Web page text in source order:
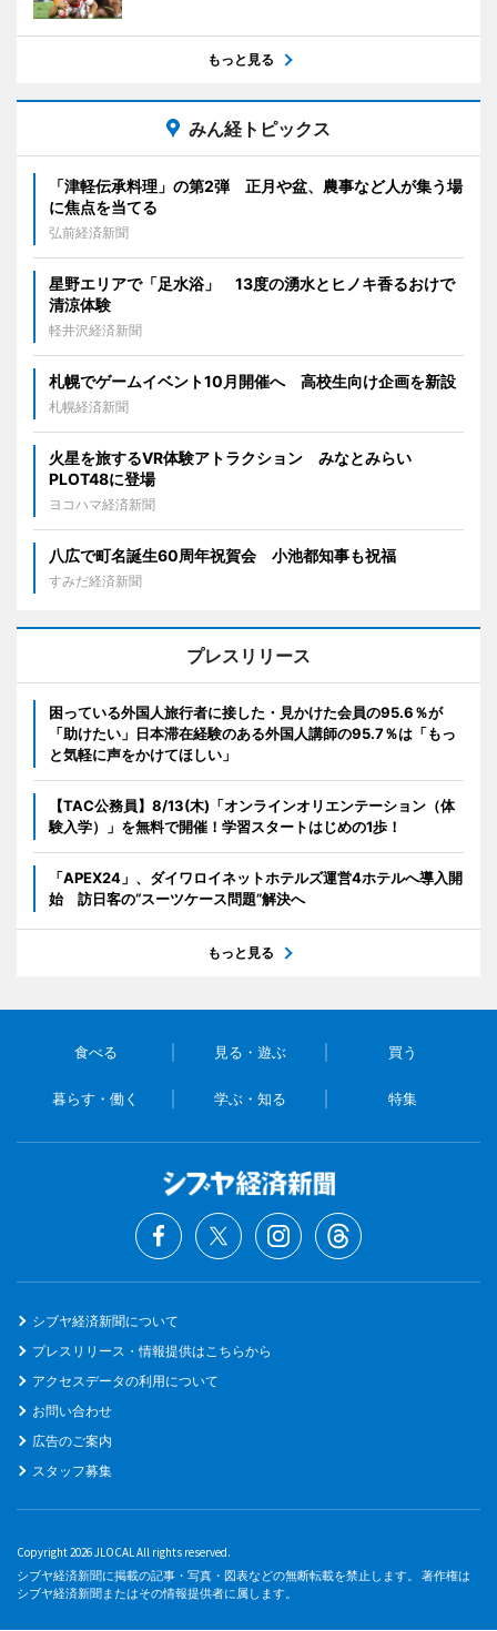
もっと見る
みん経トピックス
「津軽伝承料理」の第2弾 正月や盆、農事など人が集う場
に焦点を当てる
弘前経済新聞
星野エリアで「足水浴」 13度の湧水とヒノキ香るおけで
清涼体験
軽井沢経済新聞
札幌でゲームイベント10月開催へ 高校生向け企画を新設
札幌経済新聞
火星を旅するVR体験アトラクション みなとみらい
PLOT48に登場
ヨコハマ経済新聞
八広で町名誕生60周年祝賀会 小池都知事も祝福
すみだ経済新聞
プレスリリース
困っている外国人旅行者に接した・見かけた会員の95.6％が
「助けたい」日本滞在経験のある外国人講師の95.7％は「もっ
と気軽に声をかけてほしい」
【TAC公務員】8/13(木)「オンラインオリエンテーション（体
験入学）」を無料で開催！学習スタートはじめの1歩！
「APEX24」、ダイワロイネットホテルズ運営4ホテルへ導入開
始 訪日客の“スーツケース問題”解決へ
もっと見る
食べる 見る・遊ぶ 買う
暮らす・働く 学ぶ・知る 特集
シブヤ経済新聞について
プレスリリース・情報提供はこちらから
アクセスデータの利用について
お問い合わせ
広告のご案内
スタッフ募集
Copyright 2026 JLOCAL All rights reserved.
シブヤ経済新聞に掲載の記事・写真・図表などの無断転載を禁止します。 著作権は
シブヤ経済新聞またはその情報提供者に属します。